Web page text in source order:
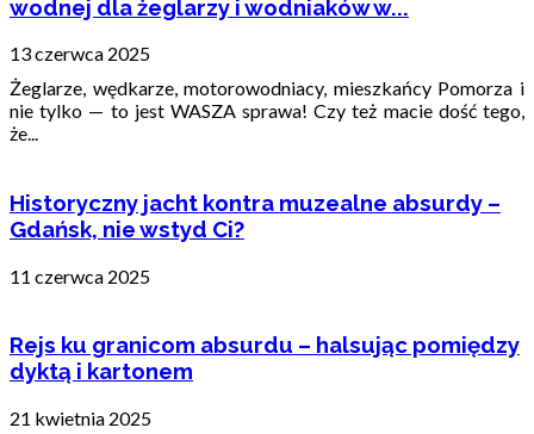
wodnej dla żeglarzy i wodniaków w...
13 czerwca 2025
Żeglarze, wędkarze, motorowodniacy, mieszkańcy Pomorza i
nie tylko — to jest WASZA sprawa! Czy też macie dość tego,
że...
Historyczny jacht kontra muzealne absurdy –
Gdańsk, nie wstyd Ci?
11 czerwca 2025
Rejs ku granicom absurdu – halsując pomiędzy
dyktą i kartonem
21 kwietnia 2025